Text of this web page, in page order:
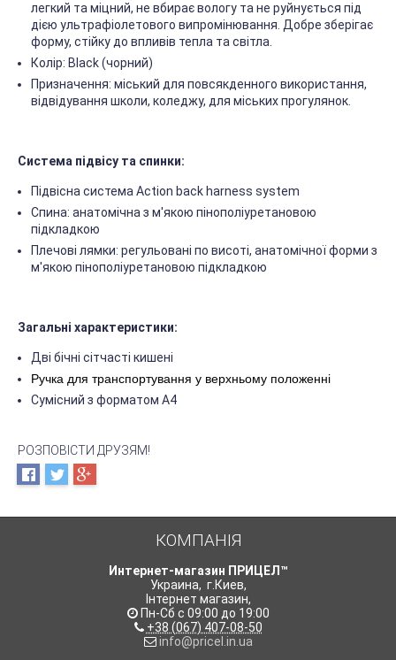
легкий та міцний, не вбирає вологу та не руйнується під
дією ультрафіолетового випромінювання. Добре зберігає
форму, стійку до впливів тепла та світла.
Колір: Black (чорний)
Призначення: міський для повсякденного використання,
відвідування школи, коледжу, для міських прогулянок.
Система підвісу та спинки:
Підвісна система Action back harness system
Спина: анатомічна з м'якою пінополіуретановою
підкладкою
Плечові лямки: регульовані по висоті, анатомічної форми з
м'якою пінополіуретановою підкладкою
Загальні характеристики:
Дві бічні сітчасті кишені
Ручка для транспортування у верхньому положенні
Сумісний з форматом А4
РОЗПОВІСТИ ДРУЗЯМ!
КОМПАНІЯ
Интернет-магазин ПРИЦЕЛ™
Украина, г.Киев,
Інтернет магазин,
Пн-Сб с 09:00 до 19:00
+38 (067) 407-08-50
info@pricel.in.ua